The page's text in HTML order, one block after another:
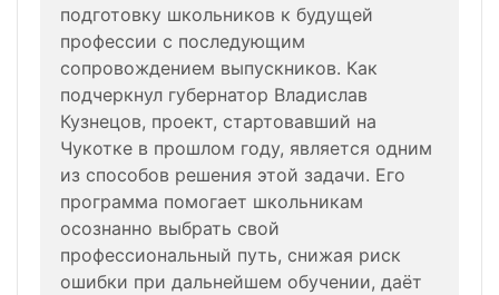
подготовку школьников к будущей
профессии с последующим
сопровождением выпускников. Как
подчеркнул губернатор Владислав
Кузнецов, проект, стартовавший на
Чукотке в прошлом году, является одним
из способов решения этой задачи. Его
программа помогает школьникам
осознанно выбрать свой
профессиональный путь, снижая риск
ошибки при дальнейшем обучении, даёт